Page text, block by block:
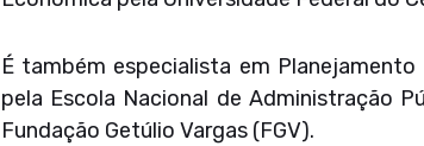
É também especialista em
pela Escola Nacional de Administração
Fundação Getúlio Vargas (FGV).